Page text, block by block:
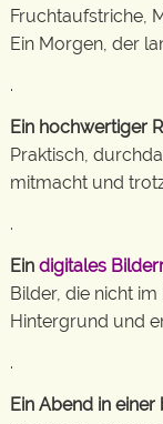
Fruchtaufstriche,
Ein Morgen, der
.
Ein hochwertiger
Praktisch,
mitmacht und
.
Ein digitales
Bilder, die nicht
Hintergrund und
.
Ein Abend in